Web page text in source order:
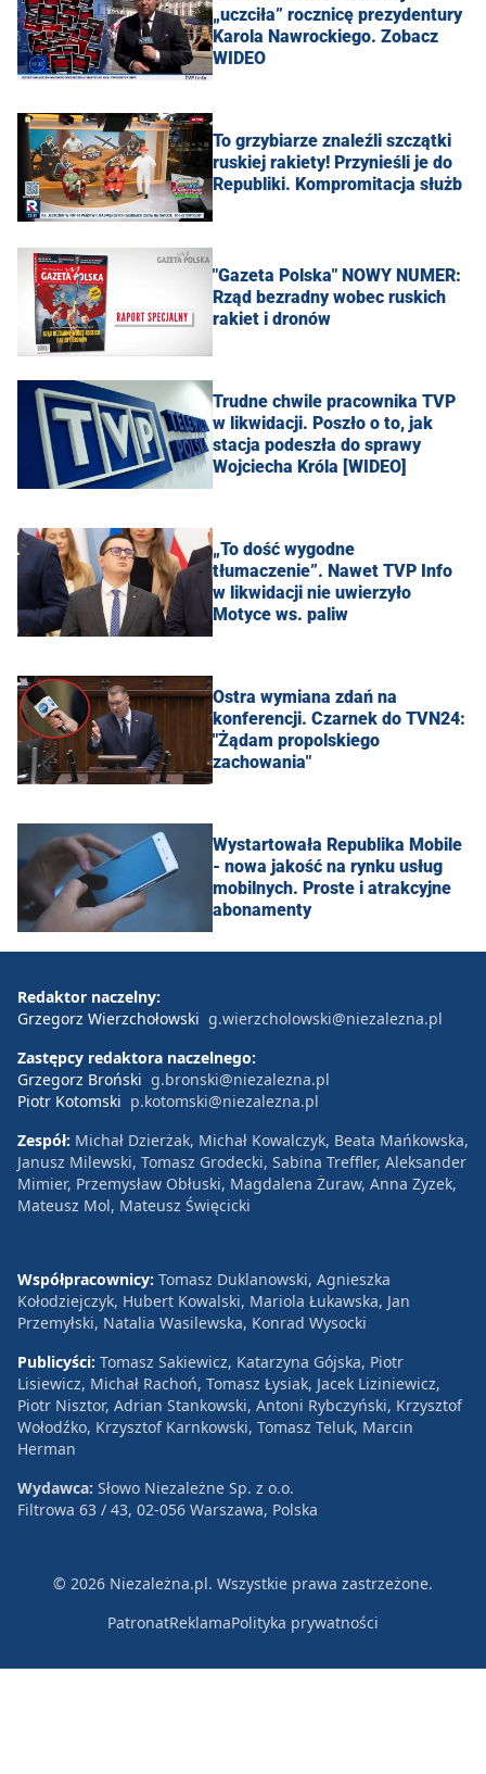
„uczciła” rocznicę prezydentury
Karola Nawrockiego. Zobacz
WIDEO
To grzybiarze znaleźli szczątki
ruskiej rakiety! Przynieśli je do
Republiki. Kompromitacja służb
"Gazeta Polska" NOWY NUMER:
Rząd bezradny wobec ruskich
rakiet i dronów
Trudne chwile pracownika TVP
w likwidacji. Poszło o to, jak
stacja podeszła do sprawy
Wojciecha Króla [WIDEO]
„To dość wygodne
tłumaczenie”. Nawet TVP Info
w likwidacji nie uwierzyło
Motyce ws. paliw
Ostra wymiana zdań na
konferencji. Czarnek do TVN24:
"Żądam propolskiego
zachowania"
Wystartowała Republika Mobile
- nowa jakość na rynku usług
mobilnych. Proste i atrakcyjne
abonamenty
Redaktor naczelny:
Grzegorz Wierzchołowski g.wierzcholowski@niezalezna.pl
Zastępcy redaktora naczelnego:
Grzegorz Broński g.bronski@niezalezna.pl
Piotr Kotomski p.kotomski@niezalezna.pl
Zespół: Michał Dzierżak, Michał Kowalczyk, Beata Mańkowska,
Janusz Milewski, Tomasz Grodecki, Sabina Treffler, Aleksander
Mimier, Przemysław Obłuski, Magdalena Żuraw, Anna Zyzek,
Mateusz Mol, Mateusz Święcicki
Współpracownicy: Tomasz Duklanowski, Agnieszka
Kołodziejczyk, Hubert Kowalski, Mariola Łukawska, Jan
Przemyłski, Natalia Wasilewska, Konrad Wysocki
Publicyści: Tomasz Sakiewicz, Katarzyna Gójska, Piotr
Lisiewicz, Michał Rachoń, Tomasz Łysiak, Jacek Liziniewicz,
Piotr Nisztor, Adrian Stankowski, Antoni Rybczyński, Krzysztof
Wołodźko, Krzysztof Karnkowski, Tomasz Teluk, Marcin
Herman
Wydawca: Słowo Niezależne Sp. z o.o.
Filtrowa 63 / 43, 02-056 Warszawa, Polska
© 2026 Niezależna.pl. Wszystkie prawa zastrzeżone.
PatronatReklamaPolityka prywatności